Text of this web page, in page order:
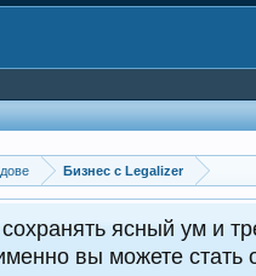
Бизнес с Legalizer